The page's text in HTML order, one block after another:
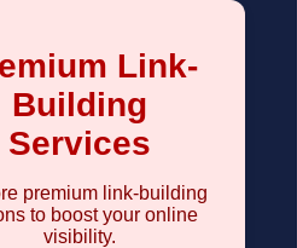
Link-
Building
Services
premium link-building
to boost your online
visibility.